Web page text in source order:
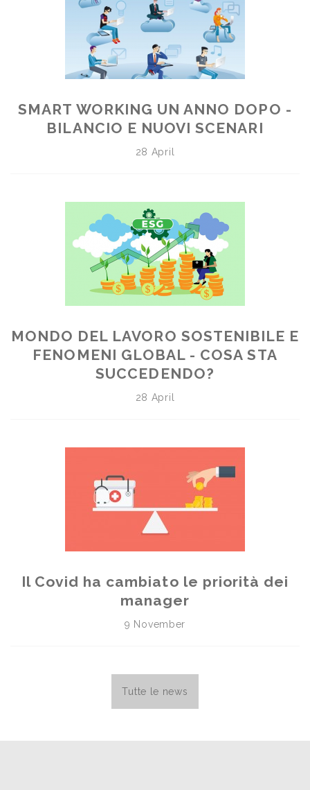
SMART WORKING UN ANNO DOPO -
BILANCIO E NUOVI SCENARI
28 April
MONDO DEL LAVORO SOSTENIBILE E
FENOMENI GLOBAL - COSA STA
SUCCEDENDO?
28 April
Il Covid ha cambiato le priorità dei
manager
9 November
Tutte le news